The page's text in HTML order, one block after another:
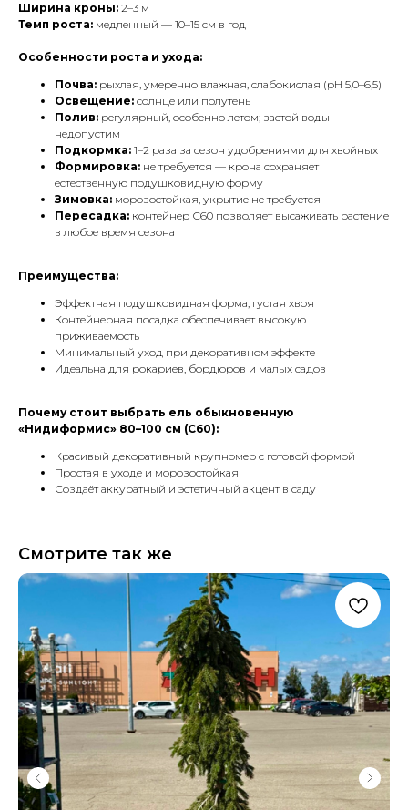
Ширина кроны: 2–3 м
Темп роста: медленный — 10–15 см в год
Особенности роста и ухода:
Почва: рыхлая, умеренно влажная, слабокислая (pH 5,0–6,5)
Освещение: солнце или полутень
Полив: регулярный, особенно летом; застой воды
недопустим
Подкормка: 1–2 раза за сезон удобрениями для хвойных
Формировка: не требуется — крона сохраняет
естественную подушковидную форму
Зимовка: морозостойкая, укрытие не требуется
Пересадка: контейнер С60 позволяет высаживать растение
в любое время сезона
Преимущества:
Эффектная подушковидная форма, густая хвоя
Контейнерная посадка обеспечивает высокую
приживаемость
Минимальный уход при декоративном эффекте
Идеальна для рокариев, бордюров и малых садов
Почему стоит выбрать ель обыкновенную
«Нидиформис» 80–100 см (С60):
Красивый декоративный крупномер с готовой формой
Простая в уходе и морозостойкая
Создаёт аккуратный и эстетичный акцент в саду
Смотрите так же